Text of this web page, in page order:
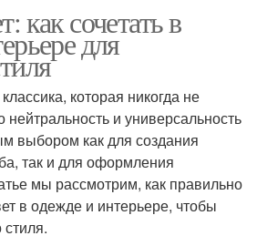
как сочетать в
для
которая никогда не
и универсальность
выбором как для создания
так и для оформления
мы рассмотрим, как правильно
в одежде и интерьере, чтобы